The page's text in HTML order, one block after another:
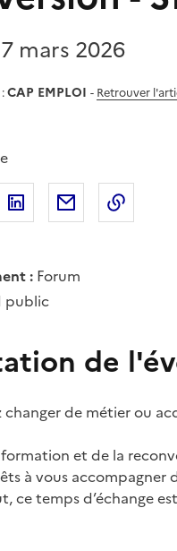
mars 2026
CAP EMPLOI - Retrouver
surFacebook
l'article sur X
Partager l'article sur
Partager
: Forum
public
de
changer de métier ou
formation et de la
à vous accompagner
ce temps d’échange